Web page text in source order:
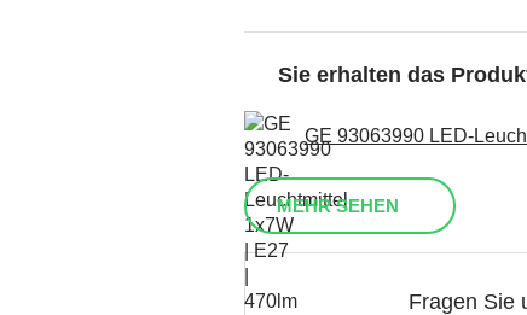
Sie erhalten das
GE 93063990 LED-
MEHR SEHEN
Fragen Sie